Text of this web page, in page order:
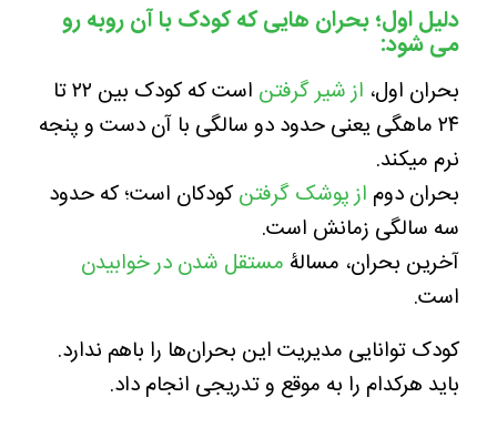
دلیل اول؛ بحران هایی که کودک با آن روبه رو
می شود:
بحران اول، از شیر گرفتن
است که کودک بین ۲۲ تا
۲۴ ماهگی یعنی حدود دو سالگی با آن دست و پنجه
نرم میکند.
بحران دوم از پوشک گرفتنکودکان است؛ که حدود
سه سالگی زمانش است.
آخرین بحران، مسالۀ مستقل شدن در خوابیدن
است.
کودک توانایی مدیریت این بحران‌ها را باهم ندارد.
باید هرکدام را به موقع و تدریجی انجام داد.